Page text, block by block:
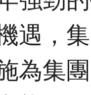
遇，
為集